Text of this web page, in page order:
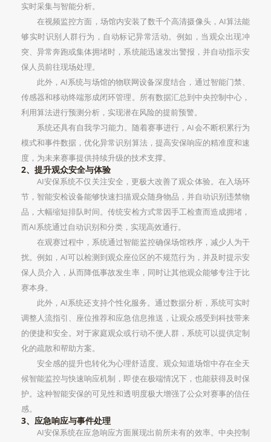
实时采集与智能分析。
在视频监控方面，场馆内安装了数千个高清摄像头，AI算法能
够实时识别人群行为，自动标记异常活动。例如，当观众出现冲
突、异常奔跑或集体拥堵时，系统能迅速发出警报，并自动指示安
保人员前往现场处理。
此外，AI系统与场馆的物联网设备深度结合，通过智能门禁、
传感器和移动终端形成闭环管理。所有数据汇总到中央控制中心，
利用算法进行预测分析，实现潜在风险的提前预警。
系统还具有自我学习能力。随着赛事进行，AI会不断积累行为
模式和事件数据，优化异常识别算法，提高安保响应的精准度和速
度，为未来赛事提供持续升级的技术支撑。
2、提升观众安全与体验
AI安保系统不仅关注安全，更极大改善了观众体验。在入场环
节，智能安检设备能够快速扫描观众随身物品，并自动识别违禁物
品，大幅缩短排队时间。传统安检方式常因手工检查而造成拥堵，
而AI系统通过自动识别和分类，实现高效通行。
在观赛过程中，系统通过智能监控确保场馆秩序，减少人为干
扰。例如，AI可以检测到观众座位区的不规范行为，并及时提示安
保人员介入，从而降低事故发生率，同时让其他观众能够专注于比
赛本身。
此外，AI系统还支持个性化服务。通过数据分析，系统可实时
调整人流指引、座位推荐和应急信息推送，让观众感受到科技带来
的便捷和安全。对于家庭观众或行动不便人群，系统可以提供定制
化的疏散和帮助方案。
安全感的提升也转化为心理舒适度。观众知道场馆中存在全天
候智能监控与快速响应机制，即使在极端情况下，也能获得及时保
护。这种智能安保的可见性和透明度极大增强了公众对赛事的信任
感。
3、应急响应与事件处理
AI安保系统在应急响应方面展现出前所未有的效率。中央控制